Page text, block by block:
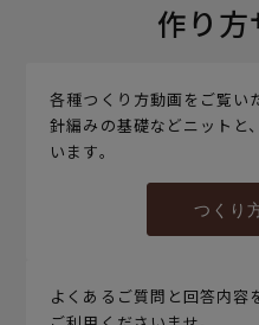
作り方
各種つくり方動画をご覧い
針編みの基礎などニットと
います。
つくり
よくあるご質問と回答内容